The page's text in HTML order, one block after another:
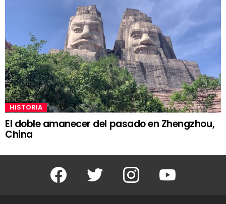
HISTORIA
El doble amanecer del pasado en Zhengzhou,
China
Facebook Twitter Instagram